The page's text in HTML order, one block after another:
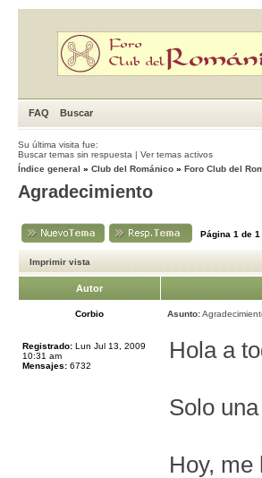
FAQ Buscar
Su última visita fue:
Buscar temas sin respuesta | Ver temas activos
Índice general » Club del Románico » Foro Club del
Agradecimiento
Página 1 de 1
Imprimir vista
Autor
Corbio Asunto:
Registrado: Lun Jul 13, 2009
10:31 am
Mensajes: 6732
Hola a
Solo
Hoy, me